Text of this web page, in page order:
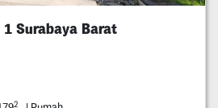
Surabaya Barat
2